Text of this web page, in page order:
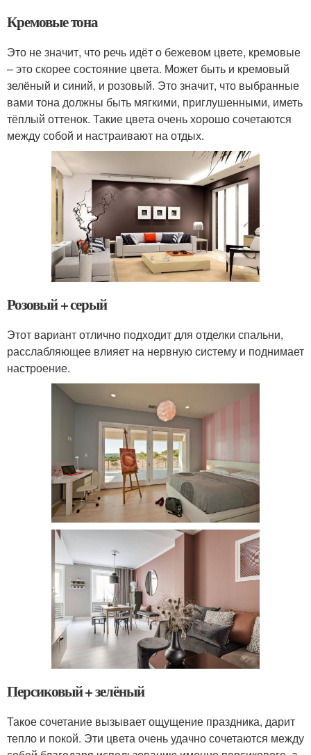
Кремовые тона
Это не значит, что речь идёт о бежевом цвете, кремовые
– это скорее состояние цвета. Может быть и кремовый
зелёный и синий, и розовый. Это значит, что выбранные
вами тона должны быть мягкими, приглушенными, иметь
тёплый оттенок. Такие цвета очень хорошо сочетаются
между собой и настраивают на отдых.
Розовый + серый
Этот вариант отлично подходит для отделки спальни,
расслабляющее влияет на нервную систему и поднимает
настроение.
Персиковый + зелёный
Такое сочетание вызывает ощущение праздника, дарит
тепло и покой. Эти цвета очень удачно сочетаются между